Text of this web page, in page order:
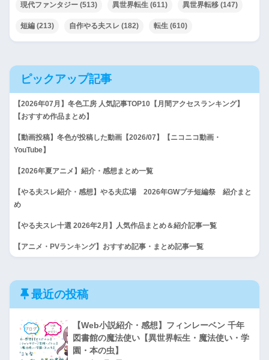
現代ファンタジー (513) 異世界転生 (611) 異世界転移 (147)
短編 (213) 自作やる夫スレ (182) 転生 (610)
ピックアップ記事
【2026年07月】冬色工房 人気記事TOP10【月間アクセスランキング】
【おすすめ作品まとめ】
【動画投稿】冬色が投稿した動画【2026/07】【ニコニコ動画・
YouTube】
【2026年夏アニメ】紹介・感想まとめ一覧
【やる夫スレ紹介・感想】やる夫広場 2026年GWプチ短編祭 紹介まと
め
【やる夫スレ十選 2026年2月】人気作品まとめ＆紹介記事一覧
【アニメ・PVランキング】おすすめ記事・まとめ記事一覧
最近の投稿
【Web小説紹介・感想】フィンレーベン 千年
図書館の魔法使い【異世界転生・魔法使い・学
園・本の虫】